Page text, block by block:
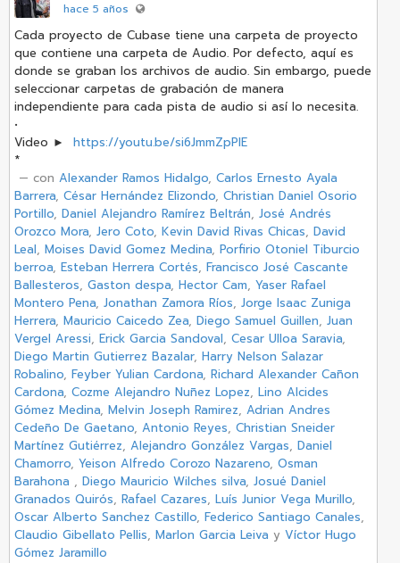
hace 5 años
Cada proyecto de Cubase tiene una carpeta de proyecto
que contiene una carpeta de Audio. Por defecto, aquí es
donde se graban los archivos de audio. Sin embargo, puede
seleccionar carpetas de grabación de manera
independiente para cada pista de audio si así lo necesita.
•
Video ►
https://youtu.be/si6JmmZpPlE
*
‏ — con Alexander Ramos Hidalgo, Carlos Ernesto Ayala
Barrera, César Hernández Elizondo, Christian Daniel Osorio
Portillo, Daniel Alejandro Ramírez Beltrán, José Andrés
Orozco Mora, Jero Coto, Kevin David Rivas Chicas, David
Leal, Moises David Gomez Medina, Porfirio Otoniel Tiburcio
berroa, Esteban Herrera Cortés, Francisco José Cascante
Ballesteros, Gaston despa, Hector Cam, Yaser Rafael
Montero Pena, Jonathan Zamora Ríos, Jorge Isaac Zuniga
Herrera, Mauricio Caicedo Zea, Diego Samuel Guillen, Juan
Vergel Aressi, Erick Garcia Sandoval, Cesar Ulloa Saravia,
Diego Martin Gutierrez Bazalar, Harry Nelson Salazar
Robalino, Feyber Yulian Cardona, Richard Alexander Cañon
Cardona, Cozme Alejandro Nuñez Lopez, Lino Alcides
Gómez Medina, Melvin Joseph Ramirez, Adrian Andres
Cedeño De Gaetano, Antonio Reyes, Christian Sneider
Martínez Gutiérrez, Alejandro González Vargas, Daniel
Chamorro, Yeison Alfredo Corozo Nazareno, Osman
Barahona , Diego Mauricio Wilches silva, Josué Daniel
Granados Quirós, Rafael Cazares, Luís Junior Vega Murillo,
Oscar Alberto Sanchez Castillo, Federico Santiago Canales,
Claudio Gibellato Pellis, Marlon Garcia Leiva y Víctor Hugo
Gómez Jaramillo